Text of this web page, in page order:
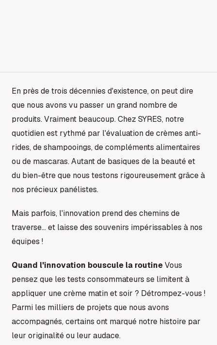
En près de trois décennies d'existence, on peut dire
que nous avons vu passer un grand nombre de
produits. Vraiment beaucoup. Chez SYRES, notre
quotidien est rythmé par l'évaluation de crèmes anti-
rides, de shampooings, de compléments alimentaires
ou de mascaras. Autant de basiques de la beauté et
du bien-être que nous testons rigoureusement grâce à
nos précieux panélistes.
Mais parfois, l'innovation prend des chemins de
traverse… et laisse des souvenirs impérissables à nos
équipes !
Quand l'innovation bouscule la routineVous
pensez que les tests consommateurs se limitent à
appliquer une crème matin et soir ? Détrompez-vous !
Parmi les milliers de projets que nous avons
accompagnés, certains ont marqué notre histoire par
leur originalité ou leur audace.